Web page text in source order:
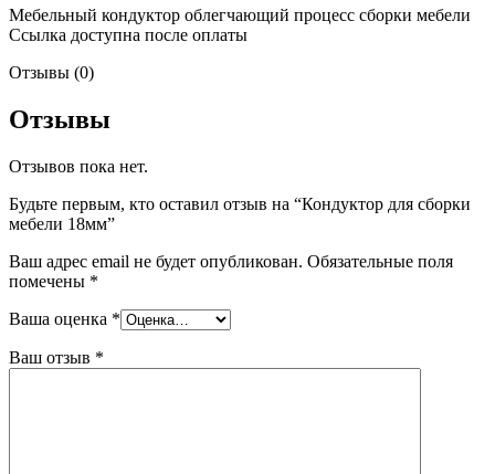
Мебельный кондуктор облегчающий процесс сборки мебели
Ссылка доступна после оплаты
Отзывы (0)
Отзывы
Отзывов пока нет.
Будьте первым, кто оставил отзыв на “Кондуктор для сборки
мебели 18мм”
Ваш адрес email не будет опубликован. Обязательные поля
помечены *
Ваша оценка *
Ваш отзыв *